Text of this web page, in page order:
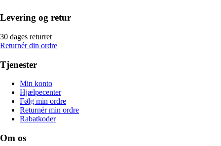
Levering og retur
30 dages returret
Returnér din ordre
Tjenester
Min konto
Hjælpecenter
Følg min ordre
Returnér min ordre
Rabatkoder
Om os